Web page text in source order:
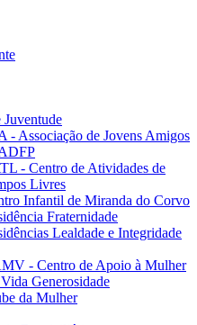
- Associação de Jovens Amigos
- Centro de Atividades de
Livres
Infantil de Miranda do Corvo
Fraternidade
Lealdade e Integridade
- Centro de Apoio à Mulher
Generosidade
da Mulher